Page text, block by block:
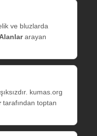
ve bluzlarda
arayan
kumas.org
tarafından toptan